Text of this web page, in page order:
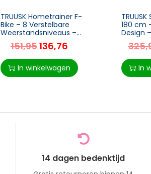
TRUUSK Hometrainer F-
Bike – 8 Verstelbare
Weerstandsniveaus –
Hoogte Verstelbaar –
Staal – Rood en Wit – 43
x 97 x 109 cm
151,95136,76
In winkelwagen
180 cm
Design
Voor
In
14 dagen bedenktijd